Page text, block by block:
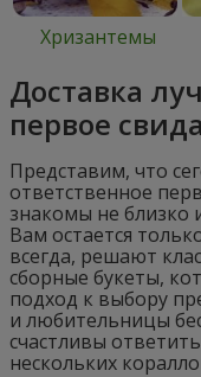
Хризантемы
Доставка
первое
Представим, что
ответственное
знакомы не близко
Вам остается
всегда, решают
сборные букеты,
подход к выбору
и любительницы
счастливы
нескольких